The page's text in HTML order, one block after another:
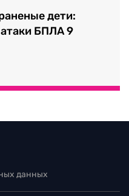
дети:
БПЛА 9
данных